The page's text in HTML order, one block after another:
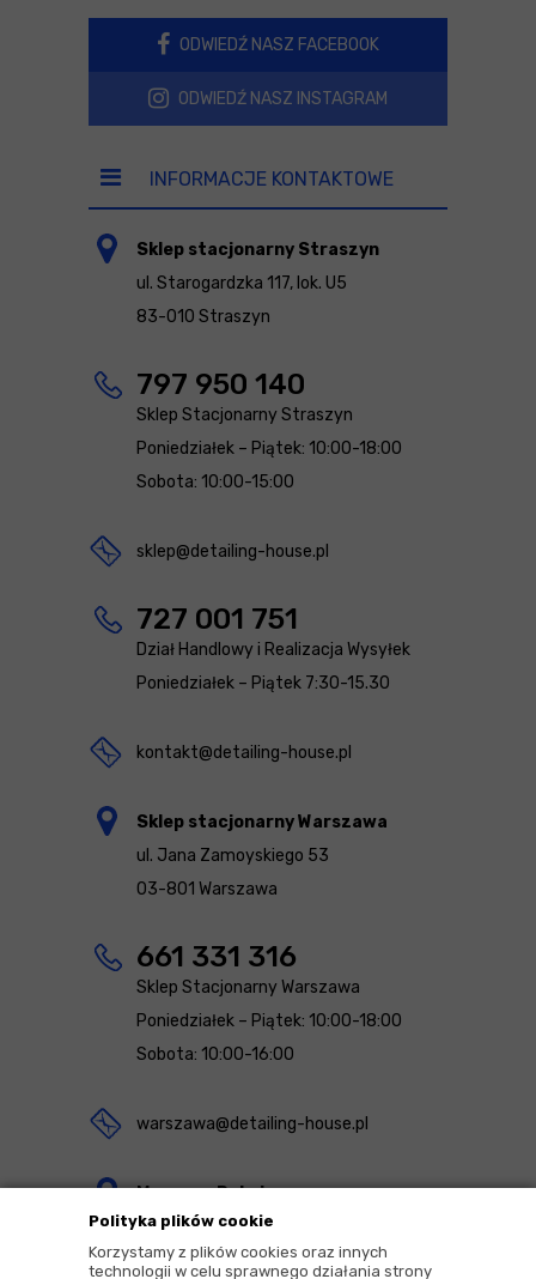
Polityka plików cookie
Korzystamy z plików cookies oraz innych
technologii w celu sprawnego działania strony
ODWIEDŹ NASZ FACEBOOK
ODWIEDŹ NASZ INSTAGRAM
INFORMACJE KONTAKTOWE
Sklep stacjonarny Straszyn
ul. Starogardzka 117, lok. U5
83-010 Straszyn
797 950 140
Sklep Stacjonarny Straszyn
Poniedziałek – Piątek: 10:00-18:00
Sobota: 10:00-15:00
sklep@detailing-house.pl
727 001 751
Dział Handlowy i Realizacja Wysyłek
Poniedziałek – Piątek 7:30-15.30
kontakt@detailing-house.pl
Sklep stacjonarny Warszawa
ul. Jana Zamoyskiego 53
03-801 Warszawa
661 331 316
Sklep Stacjonarny Warszawa
Poniedziałek – Piątek: 10:00-18:00
Sobota: 10:00-16:00
warszawa@detailing-house.pl
Magazyn Rekcin
Nomos Sp. z o.o. sp.k.
ul. Agrestowa 1